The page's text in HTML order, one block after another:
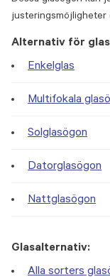
justeringsmöjligheter
Alternativ för
Enkelglas
Multifokala
Solglasögon
Datorglasögon
Nattglasögon
Glasalternativ:
Alla sorters